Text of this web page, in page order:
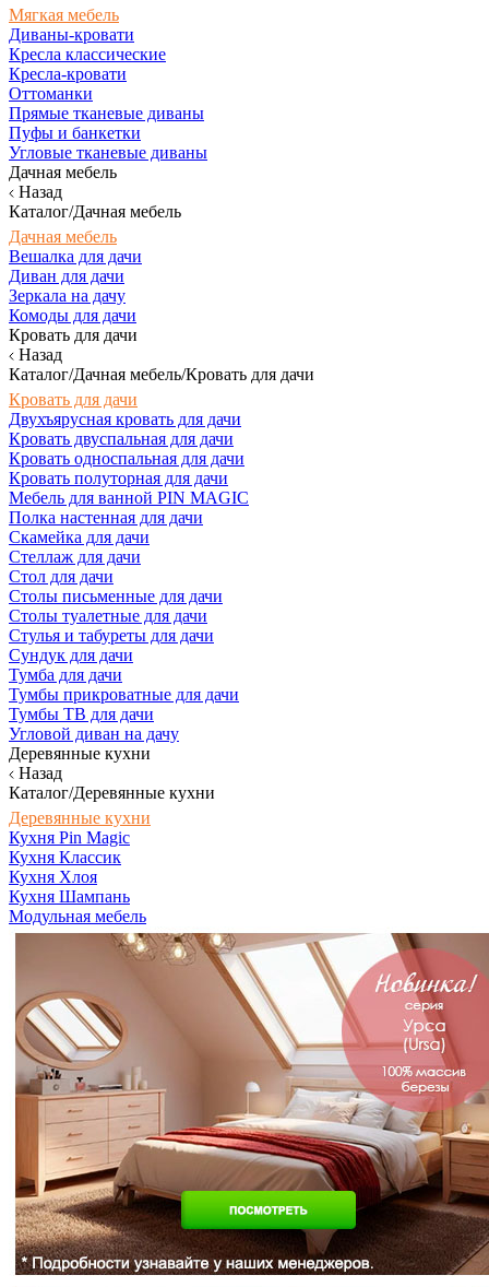
Мягкая мебель
Диваны-кровати
Кресла классические
Кресла-кровати
Оттоманки
Прямые тканевые диваны
Пуфы и банкетки
Угловые тканевые диваны
Дачная мебель
Назад
Каталог/Дачная мебель
Дачная мебель
Вешалка для дачи
Диван для дачи
Зеркала на дачу
Комоды для дачи
Кровать для дачи
Назад
Каталог/Дачная мебель/Кровать для дачи
Кровать для дачи
Двухъярусная кровать для дачи
Кровать двуспальная для дачи
Кровать односпальная для дачи
Кровать полуторная для дачи
Мебель для ванной PIN MAGIC
Полка настенная для дачи
Скамейка для дачи
Стеллаж для дачи
Стол для дачи
Столы письменные для дачи
Столы туалетные для дачи
Стулья и табуреты для дачи
Сундук для дачи
Тумба для дачи
Тумбы прикроватные для дачи
Тумбы ТВ для дачи
Угловой диван на дачу
Деревянные кухни
Назад
Каталог/Деревянные кухни
Деревянные кухни
Кухня Pin Magic
Кухня Классик
Кухня Хлоя
Кухня Шампань
Модульная мебель